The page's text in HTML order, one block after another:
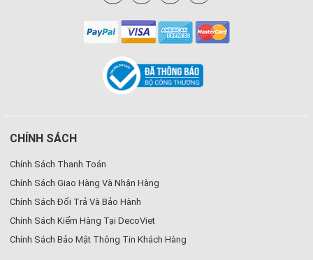
CHÍNH SÁCH
Chính Sách Thanh Toán
Chính Sách Giao Hàng Và Nhận Hàng
Chính Sách Đổi Trả Và Bảo Hành
Chính Sách Kiểm Hàng Tại DecoViet
Chính Sách Bảo Mật Thông Tin Khách Hàng